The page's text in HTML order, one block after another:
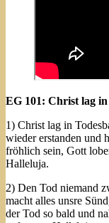
EG 101: Christ lag in
1) Christ lag in
wieder erstanden und
fröhlich sein, Gott
Halleluja.
2) Den Tod niemand
macht alles unsre
der Tod so bald und